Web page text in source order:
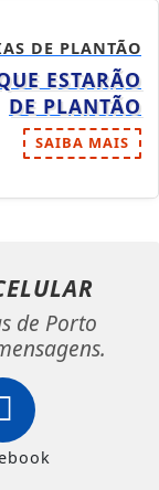
DE PLANTÃO
ESTARÃO
DE PLANTÃO
SAIBA MAIS
de Porto